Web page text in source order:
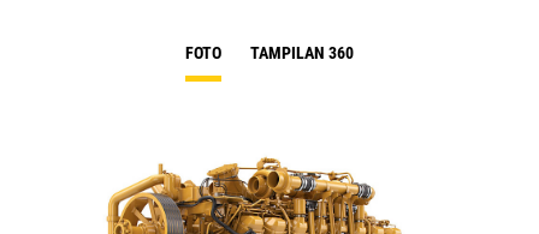
FOTO TAMPILAN 360